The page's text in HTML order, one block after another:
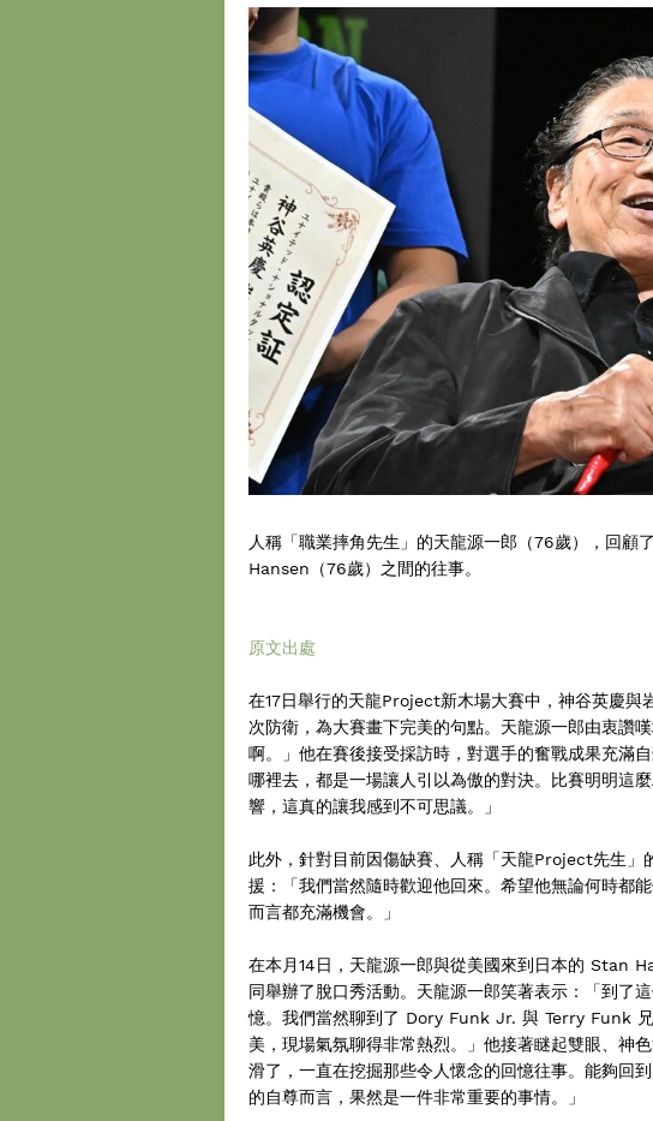
人稱「職業摔角先生」的天龍源一郎（76歲），回顧
Hansen（76歲）之間的往事。
原文出處
在17日舉行的天龍Project新木場大賽中，神谷英慶與
次防衛，為大賽畫下完美的句點。天龍源一郎由衷讚
啊。」他在賽後接受採訪時，對選手的奮戰成果充滿
哪裡去，都是一場讓人引以為傲的對決。比賽明明這
響，這真的讓我感到不可思議。」
此外，針對目前因傷缺賽、人稱「天龍Project先生」
援：「我們當然隨時歡迎他回來。希望他無論何時都
而言都充滿機會。」
在本月14日，天龍源一郎與從美國來到日本的 Stan
同舉辦了脫口秀活動。天龍源一郎笑著表示：「到了
憶。我們當然聊到了 Dory Funk Jr. 與 Terry Funk
美，現場氣氛聊得非常熱烈。」他接著瞇起雙眼、神
滑了，一直在挖掘那些令人懷念的回憶往事。能夠回
的自尊而言，果然是一件非常重要的事情。」